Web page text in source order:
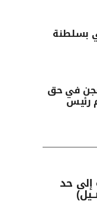
بسلطنة
في حق
رئيس
إلى حد